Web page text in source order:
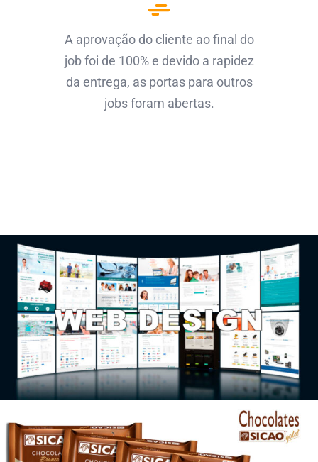
A aprovação do cliente ao final do
job foi de 100% e devido a rapidez
da entrega, as portas para outros
jobs foram abertas.